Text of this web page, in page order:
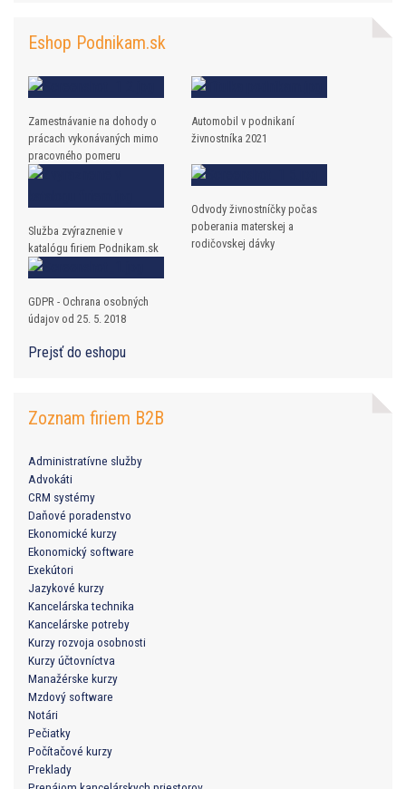
Eshop Podnikam.sk
Zamestnávanie na dohody o
prácach vykonávaných mimo
pracovného pomeru
Automobil v podnikaní
živnostníka 2021
Služba zvýraznenie v
katalógu firiem Podnikam.sk
Odvody živnostníčky počas
poberania materskej a
rodičovskej dávky
GDPR - Ochrana osobných
údajov od 25. 5. 2018
Prejsť do eshopu
Zoznam firiem B2B
Administratívne služby
Advokáti
CRM systémy
Daňové poradenstvo
Ekonomické kurzy
Ekonomický software
Exekútori
Jazykové kurzy
Kancelárska technika
Kancelárske potreby
Kurzy rozvoja osobnosti
Kurzy účtovníctva
Manažérske kurzy
Mzdový software
Notári
Pečiatky
Počítačové kurzy
Preklady